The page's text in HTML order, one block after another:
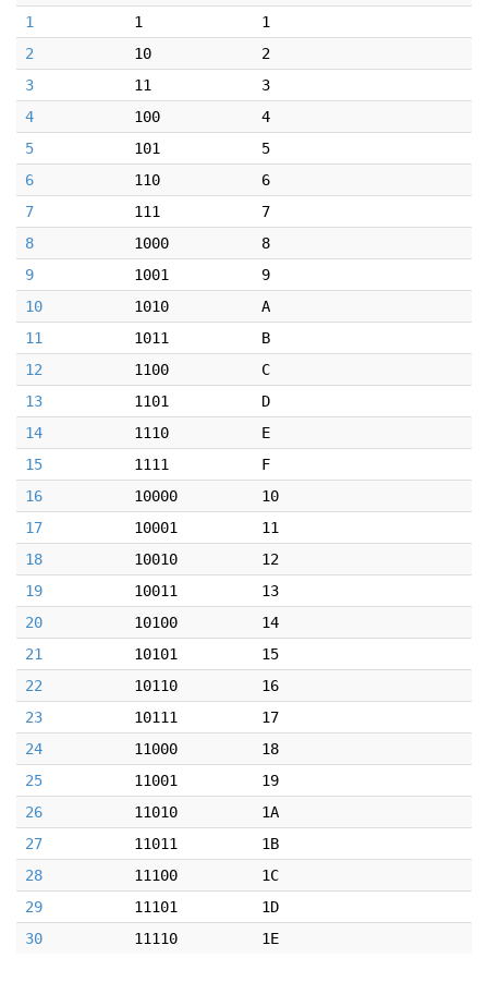
1
1
1
2
10
2
3
11
3
4
100
4
5
101
5
6
110
6
7
111
7
8
1000
8
9
1001
9
10
1010
A
11
1011
B
12
1100
C
13
1101
D
14
1110
E
15
1111
F
16
10000
10
17
10001
11
18
10010
12
19
10011
13
20
10100
14
21
10101
15
22
10110
16
23
10111
17
24
11000
18
25
11001
19
26
11010
1A
27
11011
1B
28
11100
1C
29
11101
1D
30
11110 1E